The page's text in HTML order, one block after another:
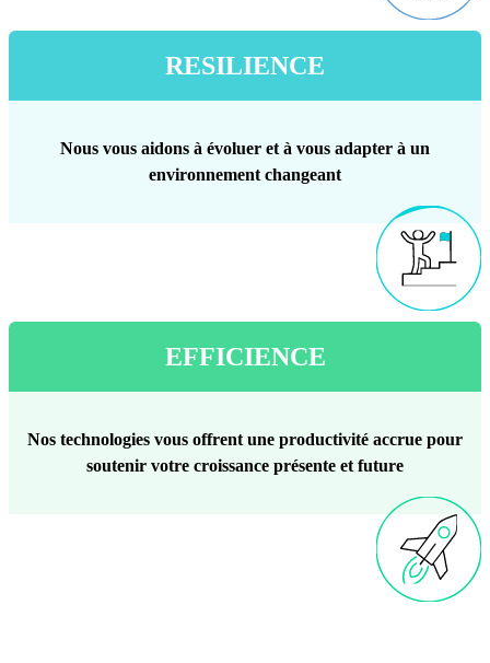
RESILIENCE
Nous vous aidons à évoluer et à vous adapter à un
environnement changeant
EFFICIENCE
Nos technologies vous offrent une productivité accrue pour
soutenir votre croissance présente et future